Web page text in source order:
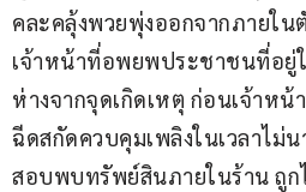
คละคลุ้งพวยพุ่งออกจากภายใน
เจ้าหน้าที่อพยพประชาชนที่อยู่
ห่างจากจุดเกิดเหตุ ก่อนเจ้าหน้
ฉีดสกัดควบคุมเพลิงในเวลาไม่น
สอบพบทรัพย์สินภายในร้าน ถูก